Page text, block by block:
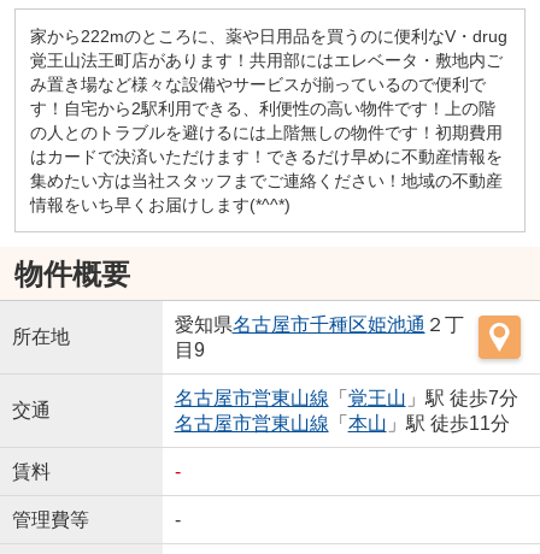
家から222mのところに、薬や日用品を買うのに便利なV・drug
覚王山法王町店があります！共用部にはエレベータ・敷地内ご
み置き場など様々な設備やサービスが揃っているので便利で
す！自宅から2駅利用できる、利便性の高い物件です！上の階
の人とのトラブルを避けるには上階無しの物件です！初期費用
はカードで決済いただけます！できるだけ早めに不動産情報を
集めたい方は当社スタッフまでご連絡ください！地域の不動産
情報をいち早くお届けします(*^^*)
物件概要
所在地
愛知県名古屋市千種区姫池通 ２丁
目9
交通
名古屋市営東山線 「 覚王山 」駅 徒歩7分
名古屋市営東山線 「 本山 」駅 徒歩11分
賃料 -
管理費等 -